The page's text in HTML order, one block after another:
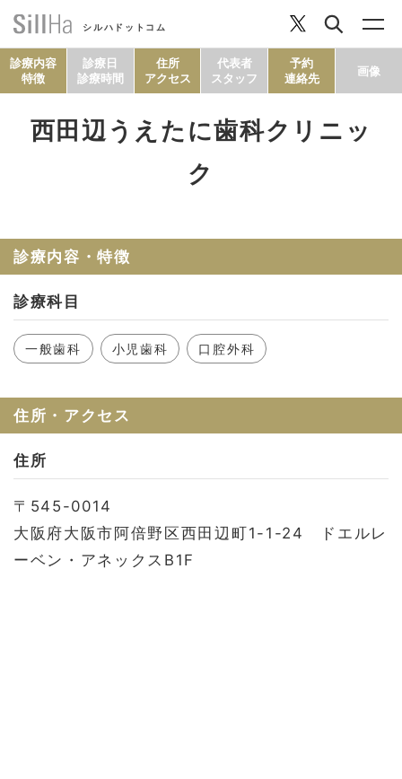
シルハドットコム
コラム
利用規約
診療内容
特徴
診療日
診療時間
住所
アクセス
代表者
スタッフ
予約
連絡先
画像
西田辺うえたに歯科クリニッ
ク
診療内容・特徴
診療科目
一般歯科 小児歯科 口腔外科
住所・アクセス
住所
〒545-0014
大阪府大阪市阿倍野区西田辺町1-1-24 ドエルレ
ーベン・アネックスB1F